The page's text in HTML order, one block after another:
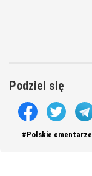
Podziel się
#Polskie cmentarze